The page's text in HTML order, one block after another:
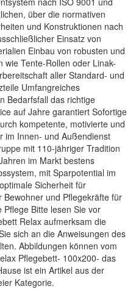
über die normativen
und Konstruktionen nach
Einsatz von
Einbau von robusten und
Tente-Rollen oder Linak-
aller Standard- und
Umfangreiches
Bedarfsfall das richtige
auf Jahre garantiert Sofortige
kompetente, motivierte und
im Innen- und Außendienst
mit 110-jähriger Tradition
im Markt bestens
mit Sparpotential im
Sicherheit für
und Pflegekräfte für
Bitte lesen Sie vor
Relax aufmerksam die
sich an die Anweisungen des
Abbildungen können vom
Pflegebett- 100x200- das
ist ein Artikel aus der
Kategorie.